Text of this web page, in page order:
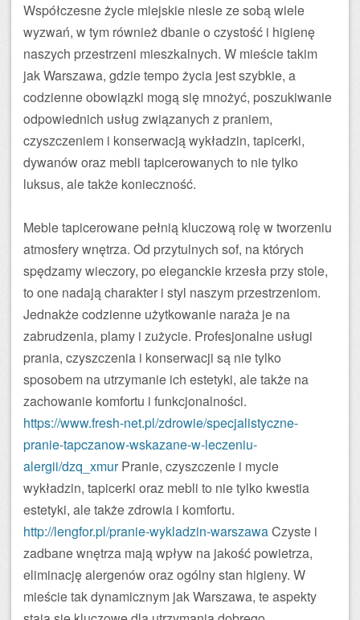
Współczesne życie miejskie niesie ze sobą wiele
wyzwań, w tym również dbanie o czystość i higienę
naszych przestrzeni mieszkalnych. W mieście takim
jak Warszawa, gdzie tempo życia jest szybkie, a
codzienne obowiązki mogą się mnożyć, poszukiwanie
odpowiednich usług związanych z praniem,
czyszczeniem i konserwacją wykładzin, tapicerki,
dywanów oraz mebli tapicerowanych to nie tylko
luksus, ale także konieczność.
Meble tapicerowane pełnią kluczową rolę w tworzeniu
atmosfery wnętrza. Od przytulnych sof, na których
spędzamy wieczory, po eleganckie krzesła przy stole,
to one nadają charakter i styl naszym przestrzeniom.
Jednakże codzienne użytkowanie naraża je na
zabrudzenia, plamy i zużycie. Profesjonalne usługi
prania, czyszczenia i konserwacji są nie tylko
sposobem na utrzymanie ich estetyki, ale także na
zachowanie komfortu i funkcjonalności.
https://www.fresh-net.pl/zdrowie/specjalistyczne-
pranie-tapczanow-wskazane-w-leczeniu-
alergii/dzq_xmurPranie, czyszczenie i mycie
wykładzin, tapicerki oraz mebli to nie tylko kwestia
estetyki, ale także zdrowia i komfortu.
http://lengfor.pl/pranie-wykladzin-warszawaCzyste i
zadbane wnętrza mają wpływ na jakość powietrza,
eliminację alergenów oraz ogólny stan higieny. W
mieście tak dynamicznym jak Warszawa, te aspekty